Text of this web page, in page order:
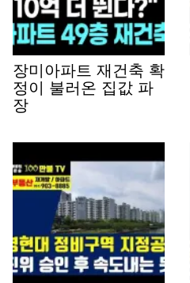
장미아파트 재건축 확
정이 불러온 집값 파
장